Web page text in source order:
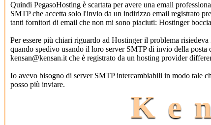
Quindi PegasoHosting è scartata per avere una email
SMTP che accetta solo l'invio da un indirizzo email registrato
tanti fornitori di email che non mi sono piaciuti: Hostinger
Per essere più chiari riguardo ad Hostinger il problema
quando spedivo usando il loro server SMTP di invio della
kensan@kensan.it che è registrato da un hosting provider
Io avevo bisogno di server SMTP intercambiabili in modo tale
posso più inviare.